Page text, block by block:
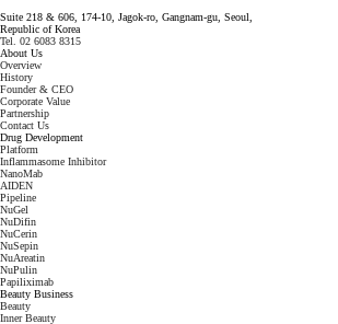
Suite 218 & 606, 174-10, Jagok-ro, Gangnam-gu, Seoul,
Republic of Korea
Tel. 02 6083 8315
About Us
Overview
History
Founder & CEO
Corporate Value
Partnership
Contact Us
Drug Development
Platform
Inflammasome Inhibitor
NanoMab
AIDEN
Pipeline
NuGel
NuDifin
NuCerin
NuSepin
NuAreatin
NuPulin
Papiliximab
Beauty Business
Beauty
Inner Beauty